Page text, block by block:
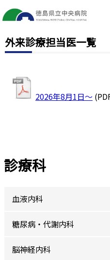
外来診療担当医一覧
2026年8月1日～
診療科
血液内科
糖尿病・代謝内科
脳神経内科